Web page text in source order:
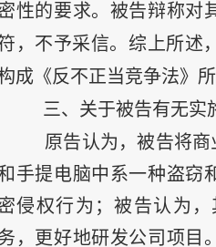
性的要求。被告辩称对
，不予采信。综上所述
成《反不正当竞争法》
三、关于被告有无实
原告认为，被告将
手提电脑中系一种盗窃
侵权行为；被告认为
，更好地研发公司项目